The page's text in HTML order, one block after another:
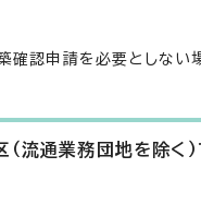
築確認申請を必要としない
（流通業務団地を除く